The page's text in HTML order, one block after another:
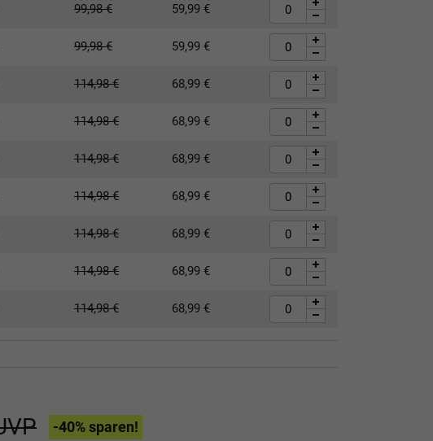
99,98€ 59,99 €
99,98€ 59,99 €
114,98€ 68,99 €
114,98€ 68,99 €
114,98€ 68,99 €
114,98€ 68,99 €
114,98€ 68,99 €
114,98€ 68,99 €
114,98€ 68,99 €
-40% sparen!